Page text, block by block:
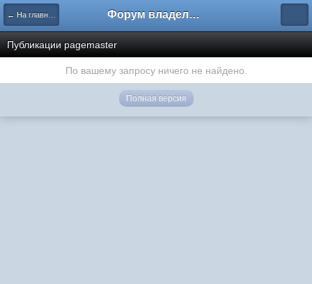
← На главную Форум владельцев интернет-магазинов
Публикации pagemaster
По вашему запросу ничего не найдено.
Полная версия